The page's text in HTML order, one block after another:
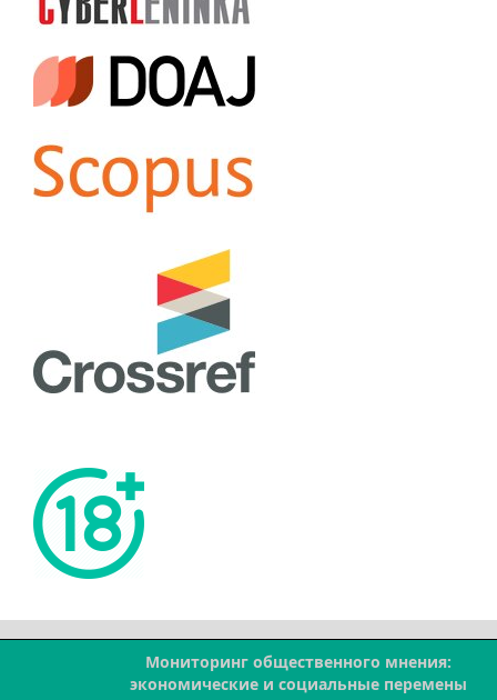
Мониторинг общественного мнения:
экономические и социальные перемены